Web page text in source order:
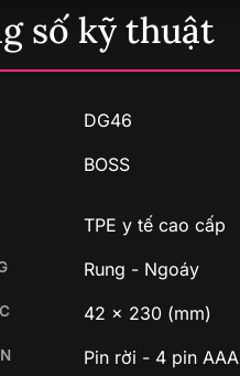
số kỹ thuật
DG46
BOSS
TPE y tế cao cấp
Rung - Ngoáy
42 x 230 (mm)
Pin rời - 4 pin AAA